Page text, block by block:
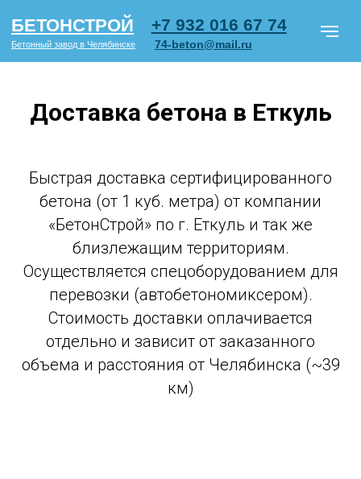
+7 932 016 67 74
74-beton@mail.ru
БЕТОНСТРОЙ
Бетонный завод в Челябинске
Бетон по типу объектов
О
Доставка бетона в Еткуль
Быстрая доставка сертифицированного
бетона (от 1 куб. метра) от компании
«БетонСтрой» по г. Еткуль и так же
близлежащим территориям.
Осуществляется спецоборудованием для
перевозки (автобетономиксером).
Стоимость доставки оплачивается
отдельно и зависит от заказанного
объема и расстояния от Челябинска (~39
км)